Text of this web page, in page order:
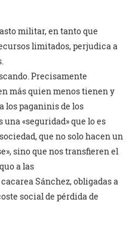
militar, en tanto que
limitados, perjudica a
Precisamente
más quien menos tienen y
los paganinis de los
una «seguridad» que lo es
que no solo hacen un
sino que nos transfieren el
a las
Sánchez, obligadas a
social de pérdida de